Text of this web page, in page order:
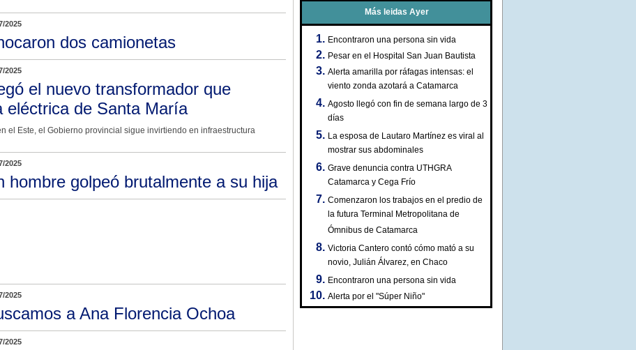
2025
dos camionetas
2025
el nuevo transformador que
eléctrica de Santa María
el Este, el Gobierno provincial sigue invirtiendo en infraestructura
2025
hombre golpeó brutalmente a su hija
2025
a Ana Florencia Ochoa
2025
Más leidas Ayer
Encontraron una persona sin vida
Pesar en el Hospital San Juan Bautista
Alerta amarilla por ráfagas intensas: el
viento zonda azotará a Catamarca
Agosto llegó con fin de semana largo de 3
días
La esposa de Lautaro Martínez es viral al
mostrar sus abdominales
Grave denuncia contra UTHGRA
Catamarca y Cega Frío
Comenzaron los trabajos en el predio de
la futura Terminal Metropolitana de
Ómnibus de Catamarca
Victoria Cantero contó cómo mató a su
novio, Julián Álvarez, en Chaco
Encontraron una persona sin vida
Alerta por el "Súper Niño"